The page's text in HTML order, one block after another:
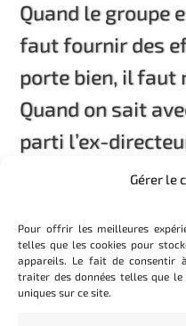
Gérer le
Pour offrir les meilleures
telles que les cookies pour
appareils. Le fait de consentir
traiter des données telles que
uniques sur ce site.
Quand le groupe
faut fournir des
porte bien, il faut
Quand on sait
parti l’ex-